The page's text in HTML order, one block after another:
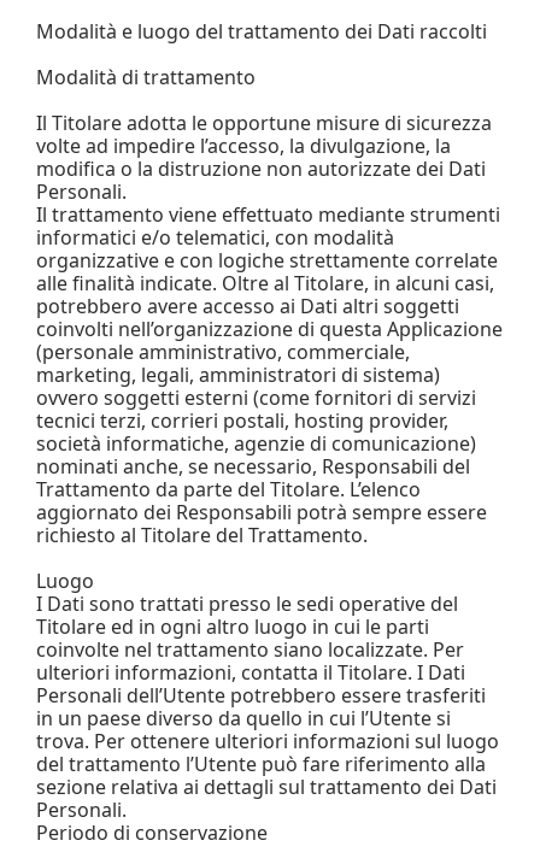
Modalità e luogo del trattamento dei Dati raccolti
Modalità di trattamento
Il Titolare adotta le opportune misure di sicurezza
volte ad impedire l’accesso, la divulgazione, la
modifica o la distruzione non autorizzate dei Dati
Personali.
Il trattamento viene effettuato mediante strumenti
informatici e/o telematici, con modalità
organizzative e con logiche strettamente correlate
alle finalità indicate. Oltre al Titolare, in alcuni casi,
potrebbero avere accesso ai Dati altri soggetti
coinvolti nell’organizzazione di questa Applicazione
(personale amministrativo, commerciale,
marketing, legali, amministratori di sistema)
ovvero soggetti esterni (come fornitori di servizi
tecnici terzi, corrieri postali, hosting provider,
società informatiche, agenzie di comunicazione)
nominati anche, se necessario, Responsabili del
Trattamento da parte del Titolare. L’elenco
aggiornato dei Responsabili potrà sempre essere
richiesto al Titolare del Trattamento.
Luogo
I Dati sono trattati presso le sedi operative del
Titolare ed in ogni altro luogo in cui le parti
coinvolte nel trattamento siano localizzate. Per
ulteriori informazioni, contatta il Titolare. I Dati
Personali dell’Utente potrebbero essere trasferiti
in un paese diverso da quello in cui l’Utente si
trova. Per ottenere ulteriori informazioni sul luogo
del trattamento l’Utente può fare riferimento alla
sezione relativa ai dettagli sul trattamento dei Dati
Personali.
Periodo di conservazione